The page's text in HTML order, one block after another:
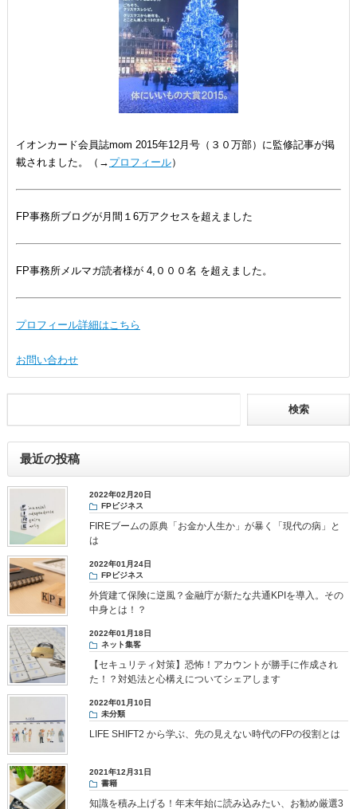
イオンカード会員誌mom 2015年12月号（３０万部）に監修記事が掲
載されました。（→ プロフィール）
FP事務所ブログが月間１6万アクセスを超えました
FP事務所メルマガ読者様が 4,０００名 を超えました。
プロフィール詳細はこちら
お問い合わせ
最近の投稿
2022年02月20日
FPビジネス
FIREブームの原典「お金か人生か」が暴く「現代の病」と
は
2022年01月24日
FPビジネス
外貨建て保険に逆風？金融庁が新たな共通KPIを導入。その
中身とは！？
2022年01月18日
ネット集客
【セキュリティ対策】恐怖！アカウントが勝手に作成され
た！？対処法と心構えについてシェアします
2022年01月10日
未分類
LIFE SHIFT2 から学ぶ、先の見えない時代のFPの役割とは
2021年12月31日
書籍
知識を積み上げる！年末年始に読み込みたい、お勧め厳選3